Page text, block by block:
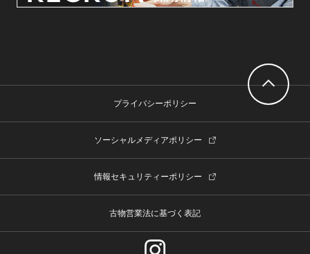
プライバシーポリシー
ソーシャルメディアポリシー
情報セキュリティーポリシー
古物営業法に基づく表記